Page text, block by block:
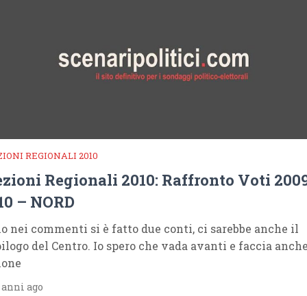
REGIONALI 2010
Regionali 2010: Raffronto Voti
– NORD
nei commenti si è fatto due conti, ci sarebbe anche il
del Centro. Io spero che vada avanti e faccia
ago